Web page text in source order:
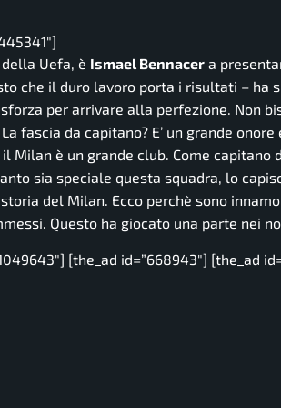
Uefa, è Ismael Bennacer a
che il duro lavoro porta i risultati – ha
per arrivare alla perfezione. Non
fascia da capitano? E’ un grande
Milan è un grande club. Come
sia speciale questa squadra, lo
del Milan. Ecco perchè sono
Questo ha giocato una parte nei
[the_ad id=”668943″] [the_ad